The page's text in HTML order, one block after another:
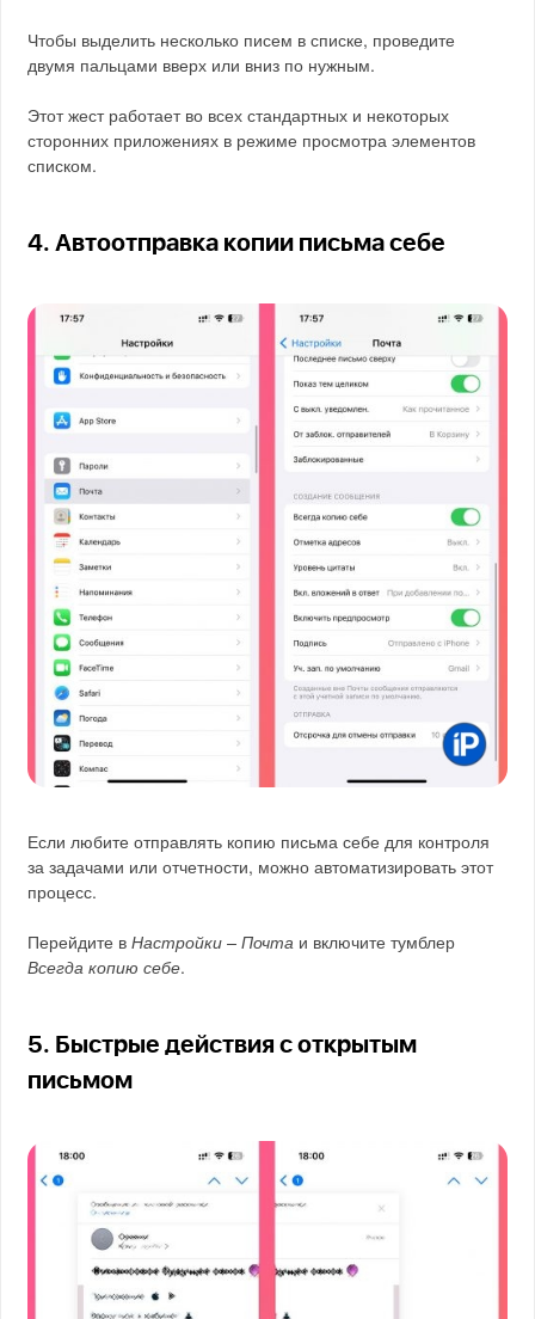
Чтобы выделить несколько писем в списке, проведите
двумя пальцами вверх или вниз по нужным.
Этот жест работает во всех стандартных и некоторых
сторонних приложениях в режиме просмотра элементов
списком.
4. Автоотправка копии письма себе
Если любите отправлять копию письма себе для контроля
за задачами или отчетности, можно автоматизировать этот
процесс.
Перейдите вНастройки – Почта и включите тумблер
Всегда копию себе.
5. Быстрые действия с открытым
письмом